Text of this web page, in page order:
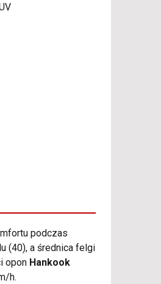
podczas
(40), a średnica felgi
opon Hankook
h.